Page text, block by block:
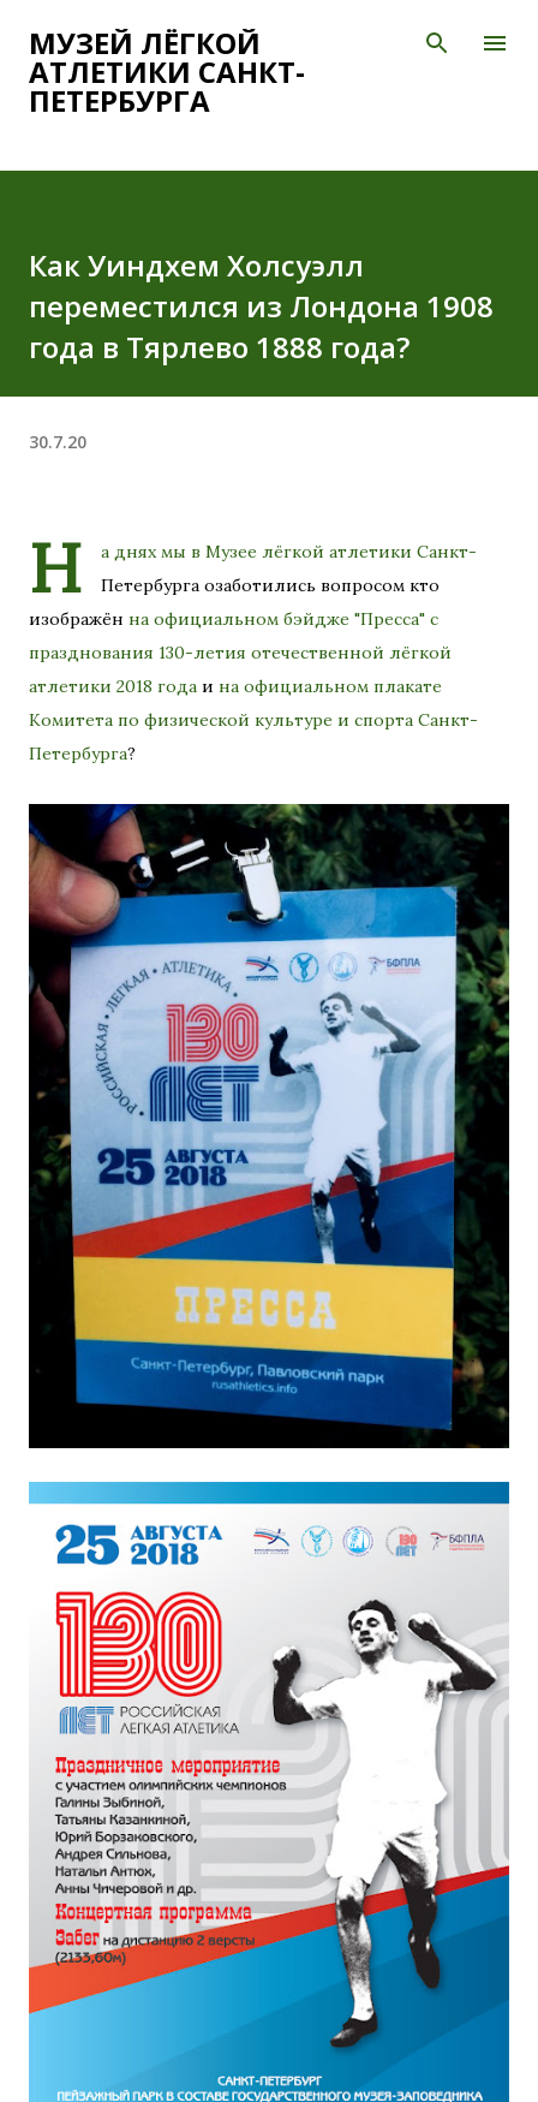
К основному контенту
МУЗЕЙ ЛЁГКОЙ
АТЛЕТИКИ САНКТ-
ПЕТЕРБУРГА
Как Уиндхем Холсуэлл
переместился из Лондона 1908
года в Тярлево 1888 года?
30.7.20
Н
а днях мы в Музее лёгкой атлетики Санкт-
Петербурга озаботились вопросом кто
изображён на официальном бэйдже "Пресса" с
празднования 130-летия отечественной лёгкой
атлетики 2018 года и на официальном плакате
Комитета по физической культуре и спорта Санкт-
Петербурга?